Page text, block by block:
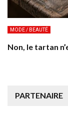
MODE / BEAUTÉ
Non, le tartan
PARTENAIRE